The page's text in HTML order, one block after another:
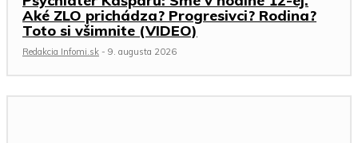
Aké ZLO prichádza? Progresivci? Rodina?
Toto si všimnite (VIDEO)
Redakcia Infomi.sk - 9. augusta 2026